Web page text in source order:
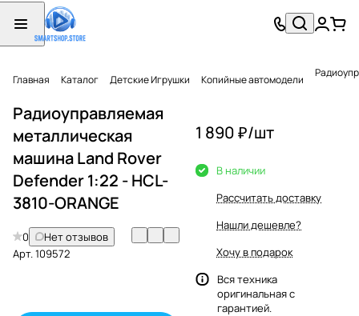
Главная Каталог Детские Игрушки Копийные автомодели
Радиоуправляемая
металлическая
машина Land Rover
Defender 1:22 - HCL-
3810-ORANGE
0
Нет отзывов
Арт.109572
1 890 ₽/шт
В наличии
Рассчитать доставку
Нашли дешевле?
Хочу в подарок
Вся техника
оригинальная с
гарантией.